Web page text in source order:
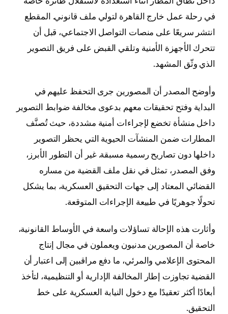
في رحلة عمل خارج القاهرة لتولي ملف قانوني. المقطع
انتشر سريعًا على منصات التواصل الاجتماعي، قبل أن
تتحرك الأجهزة الأمنية وتلقي القبض على فريق التصوير
الذي وثّق المشهد.
وأوضح المصدر أن المصورين جرى التحفظ عليهم في
البداية وفتح تحقيقات معهم بدعوى مخالفة ضوابط التصوير
داخل منشأة تخضع لإجراءات أمنية مشددة، حيث تُصنَّف
المطارات ضمن المنشآت الحيوية التي يحظر التصوير
داخلها دون تصاريح رسمية مسبقة. غير أن التطور الأبرز،
وفق المصدر، تمثل في نقل ملف القضية من مساره
القضائي المعتاد إلى جهات التحقيق العسكرية، بما يشكل
تحولًا جوهريًا في طبيعة الإجراءات المتوقعة.
وأثارت هذه الإحالة تساؤلات واسعة في الأوساط القانونية،
خاصة أن المصورين مدنيون ويعملون في مجال إنتاج
المحتوى الإعلامي والمرئي، ما دفع مراقبين إلى اعتبار أن
القضية تجاوزت إطار المخالفة الإدارية أو التنظيمية، لتأخذ
أبعادًا أكثر تعقيدًا مع دخول النيابة العسكرية على خط
التحقيق.